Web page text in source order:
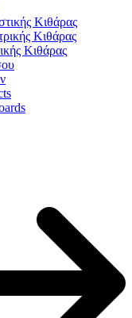
Κιθάρας
Κιθάρας
Κιθάρας